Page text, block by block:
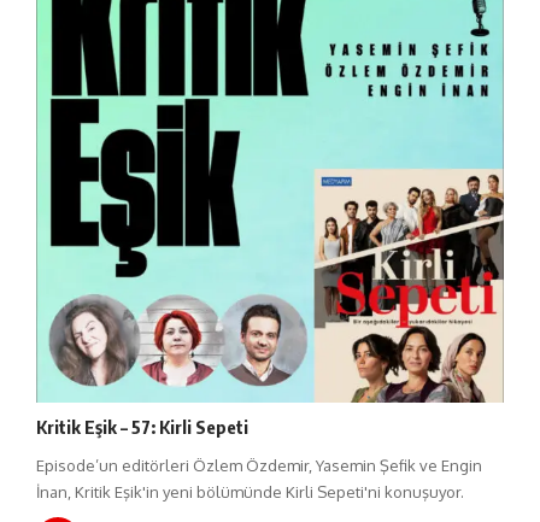
Kritik Eşik – 57: Kirli Sepeti
Episode’un editörleri Özlem Özdemir, Yasemin Şefik ve Engin
İnan, Kritik Eşik'in yeni bölümünde Kirli Sepeti'ni konuşuyor.